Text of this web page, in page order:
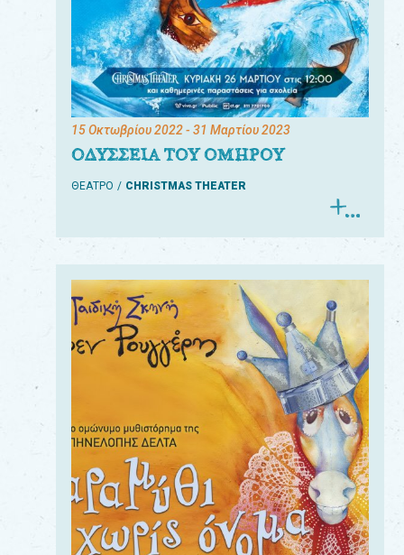
15 Οκτωβρίου 2022- 31 Μαρτίου 2023
ΟΔΥΣΣΕΙΑ ΤΟΥ ΟΜΗΡΟΥ
ΘΕΑΤΡΟ CHRISTMAS THEATER